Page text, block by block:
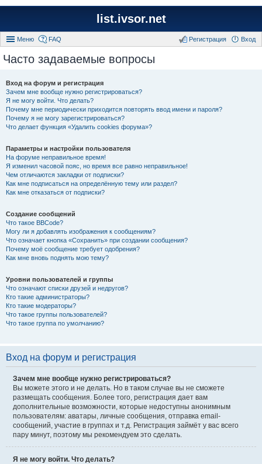
list.ivsor.net
Меню FAQ Вход
Регистрация
Часто задаваемые вопросы
Вход на форум и регистрация
Зачем мне вообще нужно регистрироваться?
Я не могу войти. Что делать?
Почему мне периодически приходится повторять ввод имени и пароля?
Почему я не могу зарегистрироваться?
Что делает функция «Удалить cookies форума»?
Параметры и настройки пользователя
На форуме неправильное время!
Я изменил часовой пояс, но время все равно неправильное!
Чем отличаются закладки от подписки?
Как мне подписаться на определённую тему или раздел?
Как мне отказаться от подписки?
Создание сообщений
Что такое BBCode?
Могу ли я добавлять изображения к сообщениям?
Что означает кнопка «Сохранить» при создании сообщения?
Почему моё сообщение требует одобрения?
Как мне вновь поднять мою тему?
Уровни пользователей и группы
Что означают списки друзей и недругов?
Кто такие администраторы?
Кто такие модераторы?
Что такое группы пользователей?
Что такое группа по умолчанию?
Вход на форум и регистрация
Зачем мне вообще нужно регистрироваться?
Вы можете этого и не делать. Но в таком случае вы не сможете
размещать сообщения. Более того, регистрация дает вам
дополнительные возможности, которые недоступны анонимным
пользователям: аватары, личные сообщения, отправка email-
сообщений, участие в группах и т.д. Регистрация займёт у вас всего
пару минут, поэтому мы рекомендуем это сделать.
Я не могу войти. Что делать?